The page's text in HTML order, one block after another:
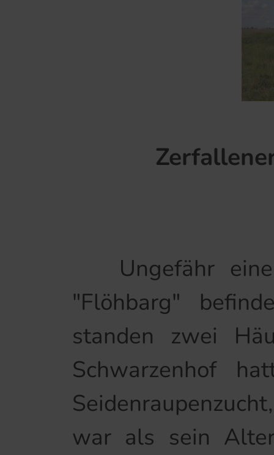
Ungefähr
"Flöhbarg"
standen zwei
Schwarzenhof
war als sein